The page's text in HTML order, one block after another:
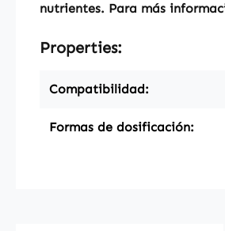
nutrientes. Para más
Properties:
Compatibilidad:
Formas de dosificación: